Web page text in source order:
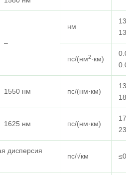
–
нм
пс/(нм2·км)
1550 нм пс/(нм·км)
1625 нм пс/(нм·км)
дисперсия
пс/√км